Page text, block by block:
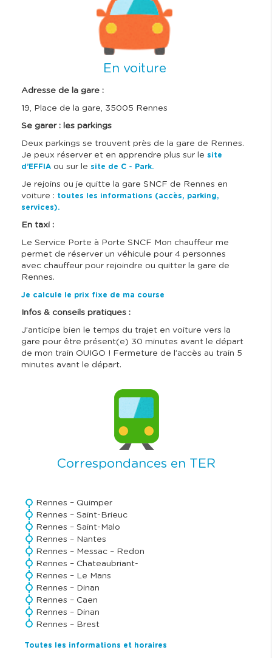
En voiture
Adresse de la gare :
19, Place de la gare, 35005 Rennes
Se garer : les parkings
Deux parkings se trouvent près de la gare de Rennes.
Je peux réserver et en apprendre plus sur le site
d’EFFIA ou sur le site de C - Park.
Je rejoins ou je quitte la gare SNCF de Rennes en
voiture : toutes les informations (accès, parking,
services).
En taxi :
Le Service Porte à Porte SNCF Mon chauffeur me
permet de réserver un véhicule pour 4 personnes
avec chauffeur pour rejoindre ou quitter la gare de
Rennes.
Je calcule le prix fixe de ma course
Infos & conseils pratiques :
J’anticipe bien le temps du trajet en voiture vers la
gare pour être présent(e) 30 minutes avant le départ
de mon train OUIGO ! Fermeture de l’accès au train 5
minutes avant le départ.
Correspondances en TER
Rennes – Quimper
Rennes – Saint-Brieuc
Rennes – Saint-Malo
Rennes – Nantes
Rennes – Messac – Redon
Rennes – Chateaubriant-
Rennes – Le Mans
Rennes – Dinan
Rennes – Caen
Rennes – Dinan
Rennes – Brest
Toutes les informations et horaires